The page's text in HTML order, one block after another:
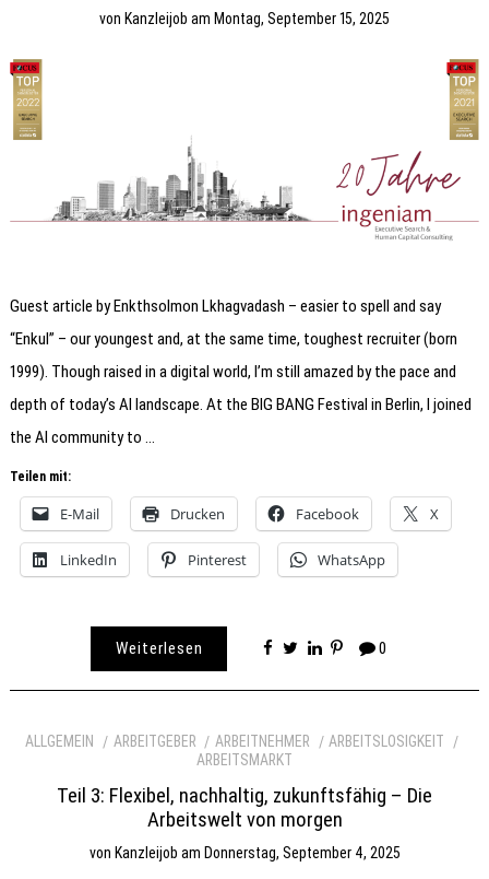
von Kanzleijob am Montag, September 15, 2025
Guest article by Enkthsolmon Lkhagvadash – easier to spell and say
“Enkul” – our youngest and, at the same time, toughest recruiter (born
1999). Though raised in a digital world, I’m still amazed by the pace and
depth of today’s AI landscape. At the BIG BANG Festival in Berlin, I joined
the AI community to …
Teilen mit:
E-Mail Drucken Facebook X
LinkedIn Pinterest WhatsApp
Weiterlesen 0
ALLGEMEIN ARBEITGEBER ARBEITNEHMER
ARBEITSLOSIGKEIT
ARBEITSMARKT
Teil 3: Flexibel, nachhaltig, zukunftsfähig – Die
Arbeitswelt von morgen
von Kanzleijob am Donnerstag, September 4, 2025